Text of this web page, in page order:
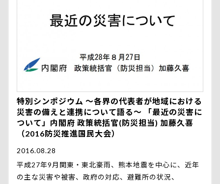
特別シンポジウム ～各界の代表者が地域における
災害の備えと連携について語る～ 「最近の災害に
ついて」内閣府 政策統括官(防災担当) 加藤久喜
（2016防災推進国民大会）
2016.08.28
平成27年9月関東・東北豪雨、熊本地震を中心に、近年
の主な災害や被害、政府の対応、避難所の状況、